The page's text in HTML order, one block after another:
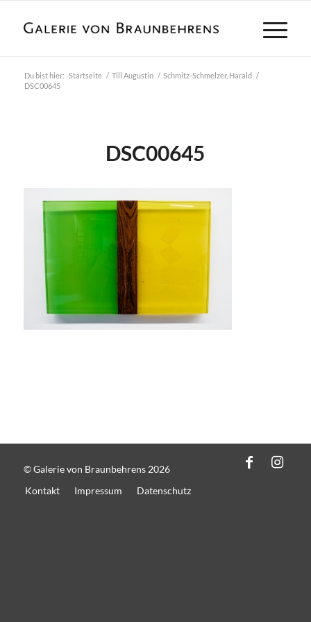
Du bist hier: Startseite / Till Augustin / Schmitz-Schmelzer, Harald /
DSC00645
DSC00645
© Galerie von Braunbehrens 2026
Kontakt
Impressum Datenschutz